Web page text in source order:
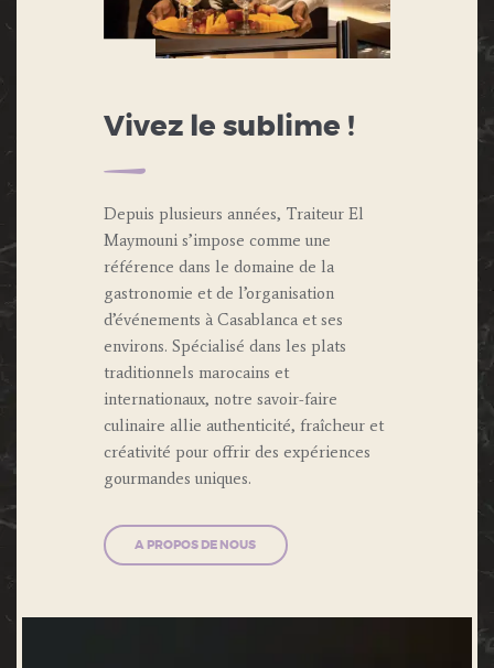
Vivez le sublime !
Depuis plusieurs années, Traiteur El
Maymouni s’impose comme une
référence dans le domaine de la
gastronomie et de l’organisation
d’événements à Casablanca et ses
environs. Spécialisé dans les plats
traditionnels marocains et
internationaux, notre savoir-faire
culinaire allie authenticité, fraîcheur et
créativité pour offrir des expériences
gourmandes uniques.
A PROPOS DE NOUS